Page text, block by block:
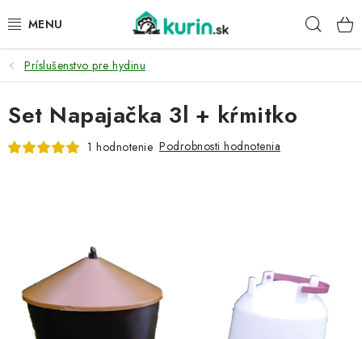
na
PRE HYDINU
PRE PSY
PRE ZAJACE
DOMÁCI WELLNESS
PRE VTÁKY
Príslušenstvo pre hydinu
Set Napajačka 3l + kŕmitko
1 hodnotenie Podrobnosti hodnotenia